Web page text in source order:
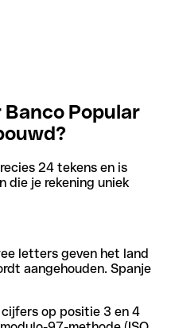
Banco Popular
24 tekens en is
die je rekening uniek
letters geven het land
aangehouden. Spanje
op positie 3 en 4